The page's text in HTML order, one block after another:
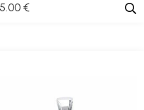
.00 €